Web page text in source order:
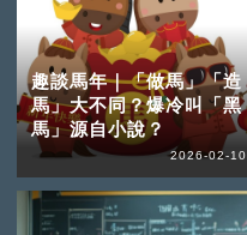
趣談馬年｜「做馬」「造
馬」大不同？爆冷叫「黑
馬」源自小說？
2026-02-10